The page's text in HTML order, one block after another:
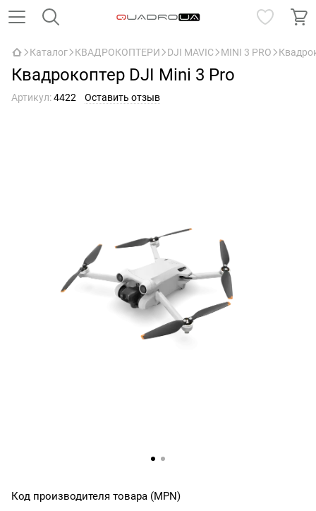
Каталог КВАДРОКОПТЕРИ DJI MAVIC MINI 3 PRO
Квадрокоптер DJI Mini 3 Pro
Артикул:4422 Оставить отзыв
Код производителя товара (MPN)